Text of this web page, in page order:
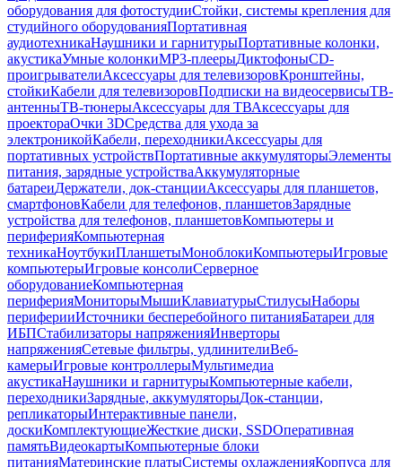
оборудования для фотостудииСтойки, системы крепления для
студийного оборудованияПортативная
аудиотехникаНаушники и гарнитурыПортативные колонки,
акустикаУмные колонкиMP3-плеерыДиктофоныCD-
проигрывателиАксессуары для телевизоровКронштейны,
стойкиКабели для телевизоровПодписки на видеосервисыТВ-
антенныТВ-тюнерыАксессуары для ТВАксессуары для
проектораОчки 3DСредства для ухода за
электроникойКабели, переходникиАксессуары для
портативных устройствПортативные аккумуляторыЭлементы
питания, зарядные устройстваАккумуляторные
батареиДержатели, док-станцииАксессуары для планшетов,
смартфоновКабели для телефонов, планшетовЗарядные
устройства для телефонов, планшетовКомпьютеры и
периферияКомпьютерная
техникаНоутбукиПланшетыМоноблокиКомпьютерыИгровые
компьютерыИгровые консолиСерверное
оборудованиеКомпьютерная
периферияМониторыМышиКлавиатурыСтилусыНаборы
периферииИсточники бесперебойного питанияБатареи для
ИБПСтабилизаторы напряженияИнверторы
напряженияСетевые фильтры, удлинителиВеб-
камерыИгровые контроллерыМультимедиа
акустикаНаушники и гарнитурыКомпьютерные кабели,
переходникиЗарядные, аккумуляторыДок-станции,
репликаторыИнтерактивные панели,
доскиКомплектующиеЖесткие диски, SSDОперативная
памятьВидеокартыКомпьютерные блоки
питанияМатеринские платыСистемы охлажденияКорпуса для